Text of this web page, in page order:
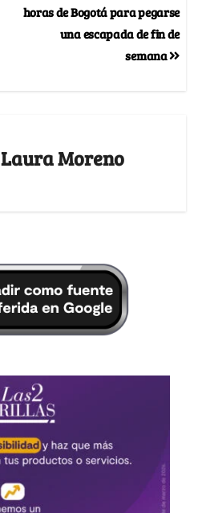
horas de Bogotá para pegarse
una escapada de fin de
semana
Laura Moreno